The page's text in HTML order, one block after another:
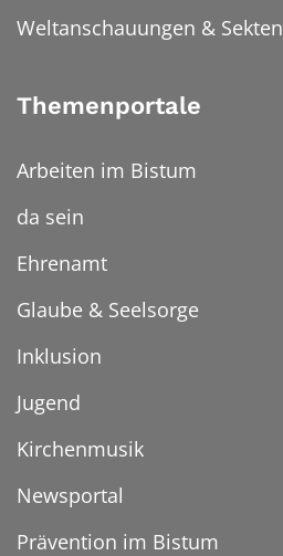
Weltanschauungen & Sekten
Themenportale
Arbeiten im Bistum
da sein
Ehrenamt
Glaube & Seelsorge
Inklusion
Jugend
Kirchenmusik
Newsportal
Prävention im Bistum